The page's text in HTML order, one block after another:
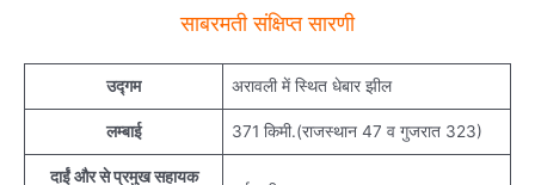
साबरमती संक्षिप्त सारणी
उद्गम अरावली में स्थित धेबार झील
लम्बाई 371 किमी.(राजस्थान 47 व गुजरात 323)
दाईं और से प्रमुख सहायक